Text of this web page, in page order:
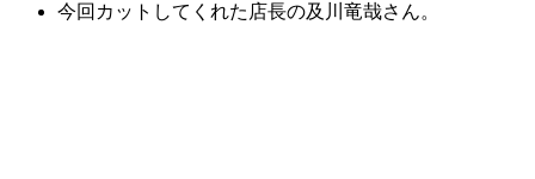
今回カットしてくれた店長の及川竜哉さん。